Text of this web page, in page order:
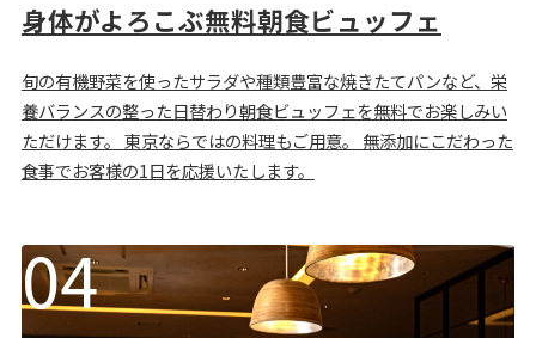
身体がよろこぶ無料朝食ビュッフェ
旬の有機野菜を使ったサラダや種類豊富な焼きたてパンなど、栄
養バランスの整った日替わり朝食ビュッフェを無料でお楽しみい
ただけます。 東京ならではの料理もご用意。 無添加にこだわった
食事でお客様の1日を応援いたします。